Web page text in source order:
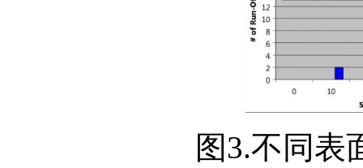
图3.不同表